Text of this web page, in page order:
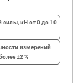
силы, кНот 0 до 10
измерений
±2 %